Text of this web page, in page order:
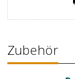
Zubehör